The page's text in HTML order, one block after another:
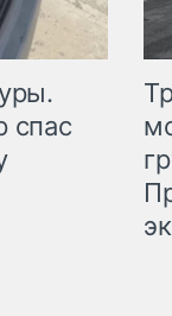
спас